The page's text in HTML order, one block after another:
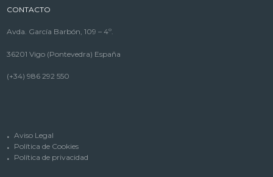
CONTACTO
Avda. García Barbón, 109 – 4º.
36201 Vigo (Pontevedra) España
(+34) 986 292 550
Aviso Legal
Política de Cookies
Política de privacidad